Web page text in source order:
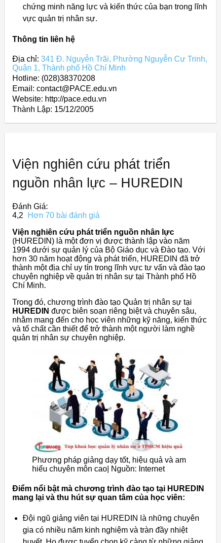
chứng minh năng lực và kiến thức của bạn trong lĩnh
vực quản trị nhân sự.
Thông tin liên hệ
Địa chỉ: 341 Đ. Nguyễn Trãi, Phường Nguyễn Cư Trinh,
Quận 1, Thành phố Hồ Chí Minh
Hotline: (028)38370208
Email: contact@PACE.edu.vn
Website: http://pace.edu.vn
Thành Lập: 15/12/2005
Viện nghiên cứu phát triển
nguồn nhân lực – HUREDIN
Đánh Giá:
4,2
Hơn 70 bài đánh giá
Viện nghiên cứu phát triển nguồn nhân lực
(HUREDIN) là một đơn vị được thành lập vào năm
1994 dưới sự quản lý của Bộ Giáo dục và Đào tạo. Với
hơn 30 năm hoạt động và phát triển, HUREDIN đã trở
thành một địa chỉ uy tín trong lĩnh vực tư vấn và đào tạo
chuyên nghiệp về quản trị nhân sự tại Thành phố Hồ
Chí Minh.
Trong đó, chương trình đào tạo Quản trị nhân sự tại
HUREDIN được biên soạn riêng biệt và chuyên sâu,
nhằm mang đến cho học viên những kỹ năng, kiến thức
và tố chất cần thiết để trở thành một người làm nghề
quản trị nhân sự chuyên nghiệp.
Phương pháp giảng dạy tốt, hiệu quả và am
hiểu chuyên môn cao| Nguồn: Internet
Điểm nổi bật mà chương trình đào tạo tại HUREDIN
mang lại và thu hút sự quan tâm của học viên:
Đội ngũ giảng viên tại HUREDIN là những chuyên
gia có nhiều năm kinh nghiệm và tràn đầy nhiệt